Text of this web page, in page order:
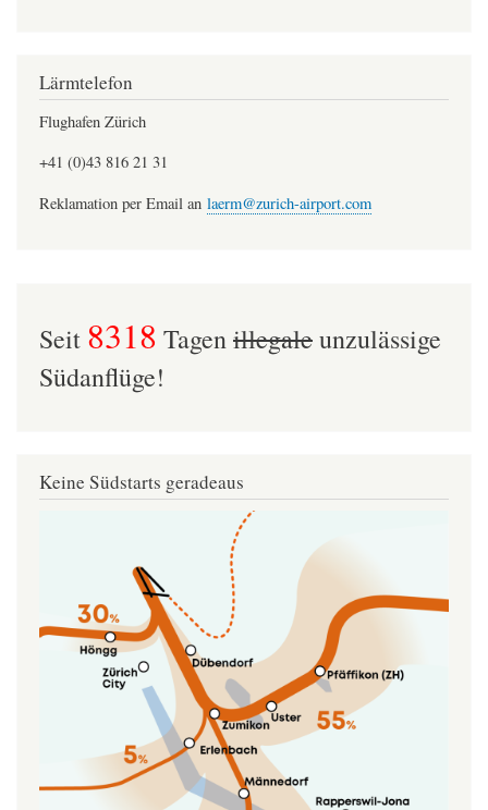
Lärmtelefon
Flughafen Zürich
+41 (0)43 816 21 31
Reklamation per Email an laerm@zurich-airport.com
Seit 8318 Tagenillegaleunzulässige
Südanflüge!
Keine Südstarts geradeaus